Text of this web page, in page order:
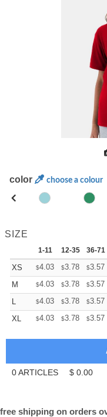
color choose a colour
SIZE
1-11 12-35 36-71
XS $4.03 $3.78 $3.57
M
$4.03 $3.78 $3.57
L
$4.03 $3.78 $3.57
XL
$4.03 $3.78 $3.57
0ARTICLES $ 0.00
free shipping on orders